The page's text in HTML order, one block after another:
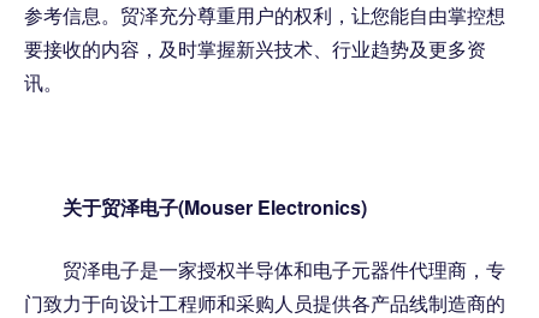
参考信息。贸泽充分尊重用户的权利，让您能自由掌控想
要接收的内容，及时掌握新兴技术、行业趋势及更多资
讯。
关于贸泽电子(Mouser Electronics)
贸泽电子是一家授权半导体和电子元器件代理商，专
门致力于向设计工程师和采购人员提供各产品线制造商的